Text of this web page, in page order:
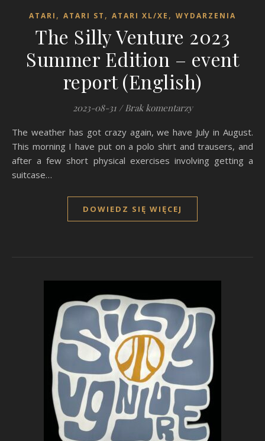
ATARI , ATARI ST , ATARI XL/XE , WYDARZENIA
The Silly Venture 2023
Summer Edition – event
report (English)
2023-08-31 / Brak komentarzy
The weather has got crazy again, we have July in August.
This morning I have put on a polo shirt and trausers, and
after a few short physical exercises involving getting a
suitcase…
DOWIEDZ SIĘ WIĘCEJ